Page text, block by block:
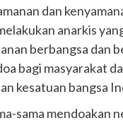
dan
anarkis
berbangsa dan
bagi masyarakat
kesatuan bangsa
sama mendoakan